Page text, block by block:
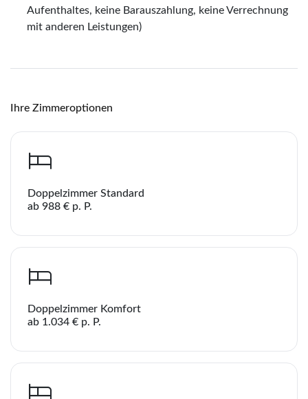
Sie haben noch keine Reisen auf der Merkliste
Aufenthaltes, keine Barauszahlung, keine Verrechnung
mit anderen Leistungen)
Ihre Zimmeroptionen
Doppelzimmer Standard
ab 988 € p. P.
Doppelzimmer Komfort
ab 1.034 € p. P.